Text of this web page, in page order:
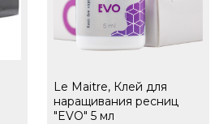
Le Maitre, Клей для
наращивания ресниц
"EVO" 5 мл